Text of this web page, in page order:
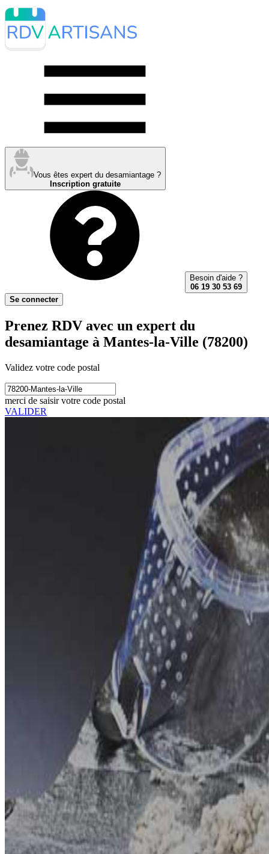
Vous êtes expert du desamiantage ?
Inscription gratuite
Besoin d'aide ?
06 19 30 53 69
Se connecter
Prenez RDV avec un expert du
desamiantage à Mantes-la-Ville (78200)
Validez votre code postal
merci de saisir votre code postal
VALIDER